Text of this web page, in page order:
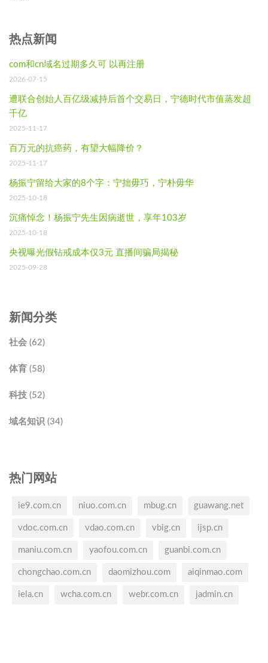
热点新闻
com和cn域名过期多久可 以再注册
2026-07-15
遭联合创始人百亿级减持后首个交易日，宁德时代市值蒸发超
千亿
2025-11-17
百万元的抗癌药，有望大幅降价？
2025-11-17
杨振宁留给大家的8个字：宁拙毋巧，宁朴毋华
2025-10-18
沉痛悼念！杨振宁先生因病逝世，享年103岁
2025-10-18
央视曝光假钻戒成本仅3元 直播间骗局揭秘
2025-09-28
新闻分类
社会 (62)
体育 (58)
科技 (52)
域名知识 (34)
热门网站
ie9.com.cn niuo.com.cn mbug.cn guawang.net
vdoc.com.cn vdao.com.cn vbig.cn ijsp.cn
maniu.com.cn yaofou.com.cn guanbi.com.cn
chongchao.com.cn daomizhou.com aiqinmao.com
iela.cn wcha.com.cn webr.com.cn jadmin.cn